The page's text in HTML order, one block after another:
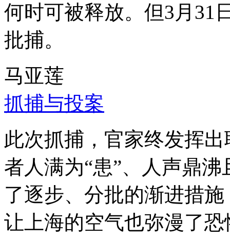
何时可被释放。但3月31
批捕。
马亚莲
抓捕与投案
此次抓捕，官家终发挥
者人满为“患”、人声鼎
了逐步、分批的渐进措
让上海的空气也弥漫了